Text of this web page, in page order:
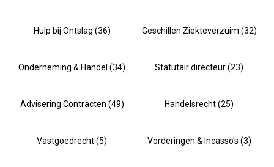
Hulp bij Ontslag (36) Geschillen Ziekteverzuim (32)
Onderneming & Handel (34) Statutair directeur (23)
Advisering Contracten (49) Handelsrecht (25)
Vastgoedrecht (5) Vorderingen & Incasso's (3)